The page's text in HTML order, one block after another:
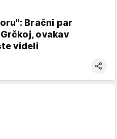
Bračni par
ovakav
videli